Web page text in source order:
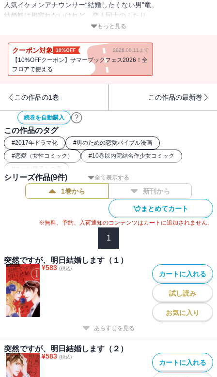
人気イケメンアナウンサー“結婚したくない男”竜。
結婚観は相容れないけれど、恋人同士のふたり。
竜とのことを知った神谷は、“「結婚」がしたいなら、彼とは無理
だ”と、諦めない。
そんな折、神谷があすかの実家に現れて、大ピンチに…！？
番外編「ナナリューの誤算」も収録。
プチコミ人気Ｎｏ，１の大ヒット連載、最新刊！
もっと見る
クーポン対象 10%OFF 2026.08.11まで
【10%OFFクーポン】サマーブックフェス2026！全
フロアで使える
この作品の1巻 この作品の最新巻
続巻を自動購入
この作品のタグ
#2017年ドラマ化 #男のための恋愛バイブル漫画
#恋愛（女性コミック） #10巻以内完結名作少女コミック
# スーツ男子との恋
全て表示する
シリーズ作品(9件)
1巻から 新刊から
まとめてカート
※無料、予約、入荷通知のコンテンツはカートに追加されません。
1
突然ですが、明日結婚します（１）
¥583 (税込)
カートに入れる
試し読み
お気に入り
あらすじを見る
突然ですが、明日結婚します（２）
¥583 (税込)
カートに入れる